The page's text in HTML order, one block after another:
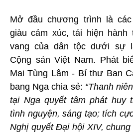
Mở đầu chương trình là
giàu cảm xúc, tái hiện hành
vang của dân tộc dưới sự
Cộng sản Việt Nam. Phát
Mai Tùng Lâm - Bí thư Ban
bang Nga chia sẻ: “Thanh
tại Nga quyết tâm phát huy
tình nguyện, sáng tạo; tích
Nghị quyết Đại hội XIV,